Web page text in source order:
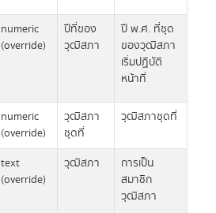
numeric
(override)
ปีที่ของ
วุฒิสภา
ปี พ.ศ. ที่ชุด
ของวุฒิสภา
เริ่มปฏิบัติ
หน้าที่
numeric
(override)
วุฒิสภา
ชุดที่
วุฒิสภาชุดที่
text
(override)
วุฒิสภา
การเป็น
สมาชิก
วุฒิสภา